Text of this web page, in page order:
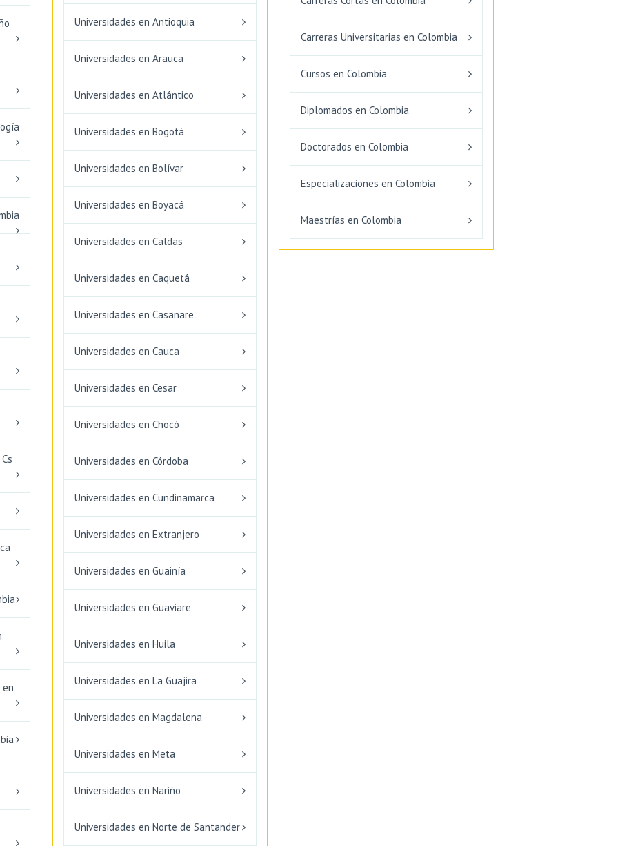
Universidades en Antioquia
Universidades en Arauca
Universidades en Atlántico
Universidades en Bogotá
Universidades en Bolívar
Universidades en Boyacá
Universidades en Caldas
Universidades en Caquetá
Universidades en Casanare
Universidades en Cauca
Universidades en Cesar
Universidades en Chocó
Universidades en Córdoba
Universidades en Cundinamarca
Universidades en Extranjero
Universidades en Guainía
Universidades en Guaviare
Universidades en Huila
Universidades en La Guajira
Universidades en Magdalena
Universidades en Meta
Universidades en Nariño
Universidades en Norte de Santander
Carreras Universitarias en Colombia
Cursos en Colombia
Diplomados en Colombia
Doctorados en Colombia
Especializaciones en Colombia
Maestrías en Colombia